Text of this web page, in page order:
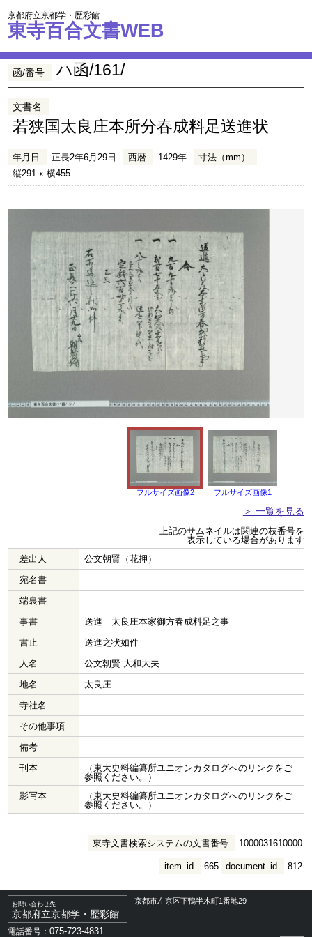
京都府立京都学・歴彩館
東寺百合文書WEB
函/番号 ハ函/161/
文書名
若狭国太良庄本所分春成料足送進状
年月日 正長2年6月29日 西暦 1429年
寸法（mm）
縦291 x 横455
フルサイズ画像2 フルサイズ画像1
＞ 一覧を見る
上記のサムネイルは関連の枝番号を
表示している場合があります
差出人
公文朝賢（花押）
宛名書
端裏書
事書
送進 太良庄本家御方春成料足之事
書止
送進之状如件
人名
公文朝賢 大和大夫
地名
太良庄
寺社名
その他事項
備考
刊本
（東大史料編纂所ユニオンカタログへのリンクをご
参照ください。）
影写本
（東大史料編纂所ユニオンカタログへのリンクをご
参照ください。）
東寺文書検索システムの文書番号 1000031610000
document_id 812
item_id 665
お問い合わせ先
京都府立京都学・歴彩館
京都市左京区下鴨半木町1番地29
電話番号：075-723-4831